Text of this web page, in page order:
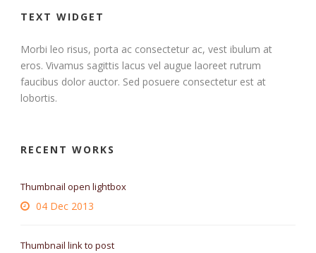
TEXT WIDGET
Morbi leo risus, porta ac consectetur ac, vest ibulum at
eros. Vivamus sagittis lacus vel augue laoreet rutrum
faucibus dolor auctor. Sed posuere consectetur est at
lobortis.
RECENT WORKS
Thumbnail open lightbox
04 Dec 2013
Thumbnail link to post